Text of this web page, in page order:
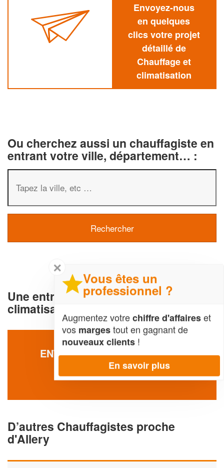
Envoyez-nous
en quelques
clics votre projet
détaillé de
Chauffage et
climatisation
Ou cherchez aussi un chauffagiste en
entrant votre ville, département… :
Une entreprise de Chauffage et
climatisation à Allery (80270)
ENTREPRISE GENCE SYLVAIN
64 Che Cocu
80270 Allery
D’autres Chauffagistes proche
d'Allery
✕
Vous êtes un
professionnel ?
Augmentez votrechiffre d'affaireset
vos margestout en gagnant de
nouveaux clients !
En savoir plus